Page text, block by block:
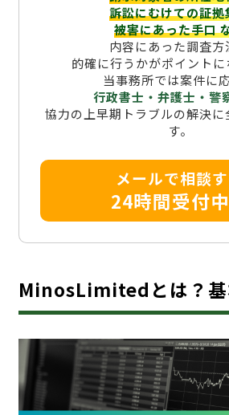
訴訟にむけての証拠
被害にあった手口
内容にあった調査方
的確に行うかがポイントに
当事務所では案件に
行政書士・弁護士・警
協力の上早期トラブルの解決に
す。
メールで相談
24時間受付中
MinosLimitedとは？基